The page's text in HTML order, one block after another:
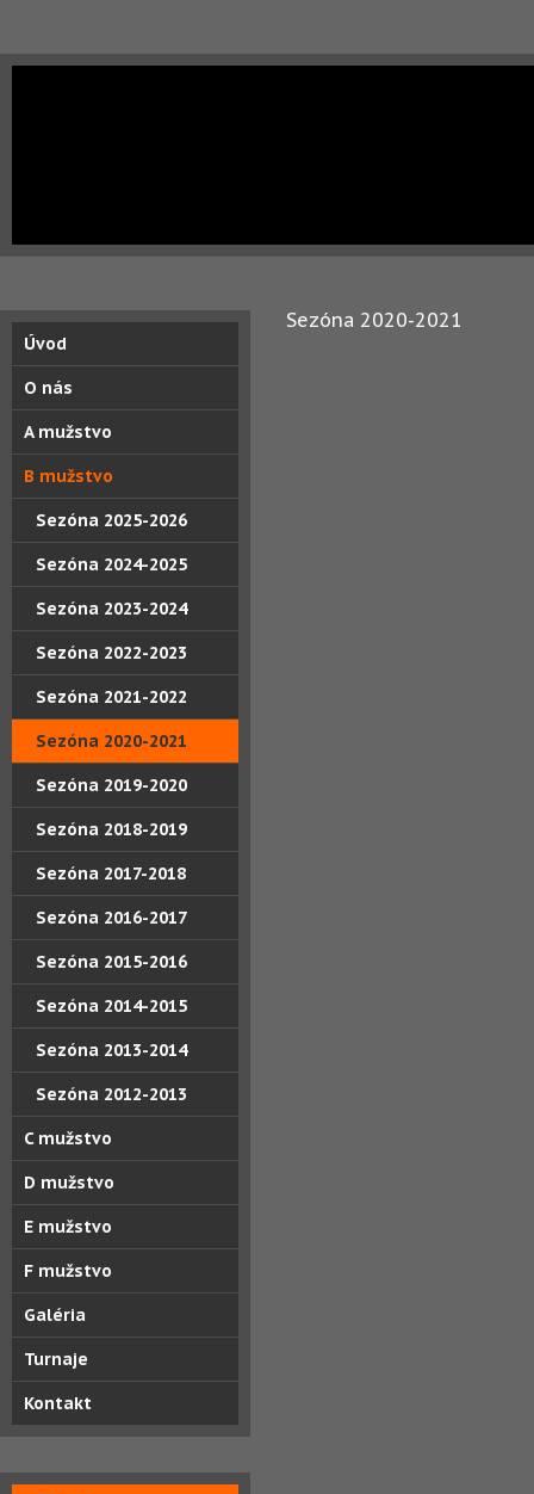
Úvod
O nás
A mužstvo
B mužstvo
Sezóna 2025-2026
Sezóna 2024-2025
Sezóna 2023-2024
Sezóna 2022-2023
Sezóna 2021-2022
Sezóna 2020-2021
Sezóna 2019-2020
Sezóna 2018-2019
Sezóna 2017-2018
Sezóna 2016-2017
Sezóna 2015-2016
Sezóna 2014-2015
Sezóna 2013-2014
Sezóna 2012-2013
C mužstvo
D mužstvo
E mužstvo
F mužstvo
Galéria
Turnaje
Kontakt
Sezóna 2020-2021